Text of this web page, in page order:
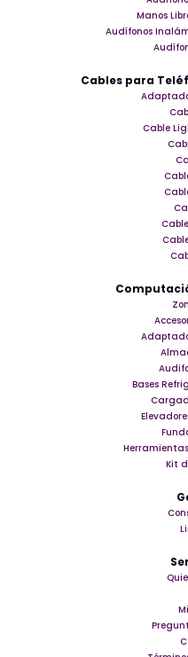
Manos
Audífonos
Cables para
Cable
Bases
Kit